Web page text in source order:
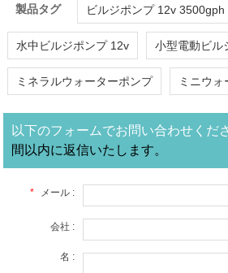
製品タグ ビルジポンプ 12v 3500gph
水中ビルジポンプ 12v 小型電動ビル
ミネラルウォーターポンプ ミニウ
以下のフォームでお問い合わせくだ
間以内に返信いたします。
* メール :
会社 :
名 :